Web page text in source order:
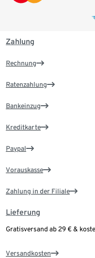
Zahlung
Rechnung
Ratenzahlung
Bankeinzug
Kreditkarte
Paypal
Vorauskasse
Zahlung in der Filiale
Lieferung
Gratisversand ab 29 € &
Versandkosten